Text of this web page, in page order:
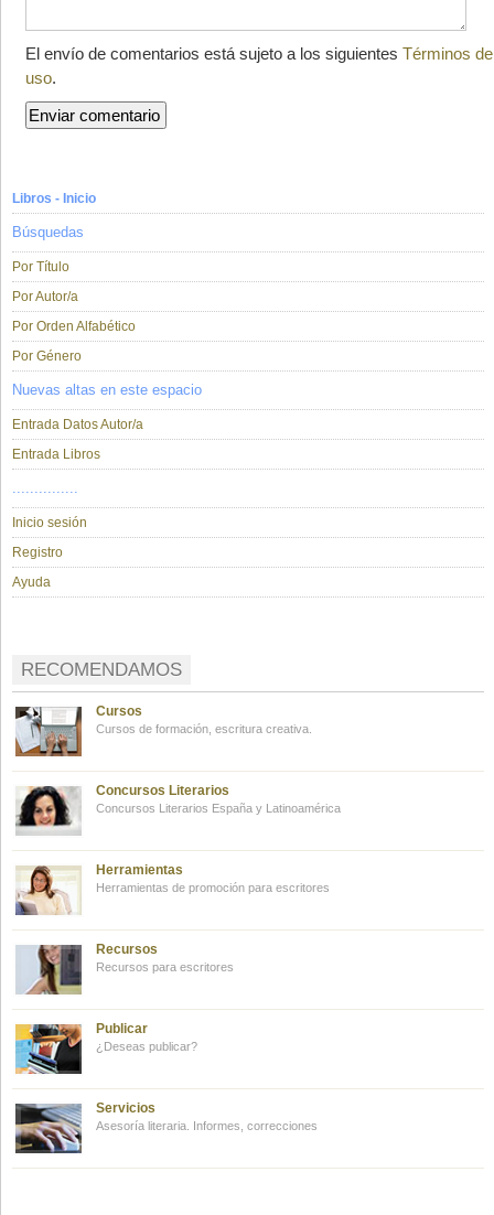
El envío de comentarios está sujeto a los siguientes Términos de
uso.
Libros - Inicio
Búsquedas
Por Título
Por Autor/a
Por Orden Alfabético
Por Género
Nuevas altas en este espacio
Entrada Datos Autor/a
Entrada Libros
...............
Inicio sesión
Registro
Ayuda
RECOMENDAMOS
Cursos
Cursos de formación, escritura creativa.
Concursos Literarios
Concursos Literarios España y Latinoamérica
Herramientas
Herramientas de promoción para escritores
Recursos
Recursos para escritores
Publicar
¿Deseas publicar?
Servicios
Asesoría literaria. Informes, correcciones